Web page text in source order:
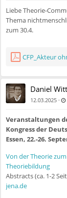
Liebe Theorie-
Thema
zum 30.4.
CFP_Akteur
Daniel
12.03.2025 ·
Veranstaltungen
Kongress der
Essen, 22.-26.
Von der Theorie
Theoriebildung
Abstracts (ca. 1-2
jena.de